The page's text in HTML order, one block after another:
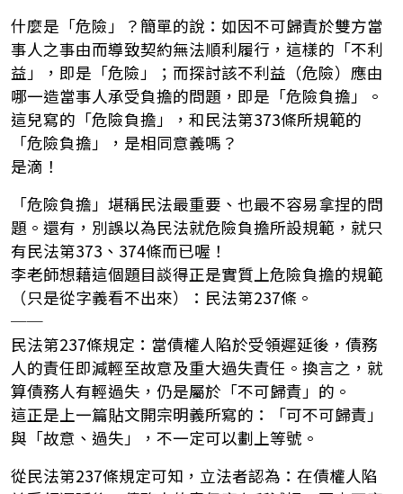
什麼是「危險」？簡單的說：如因不可歸責於雙方當
事人之事由而導致契約無法順利履行，這樣的「不利
益」，即是「危險」；而探討該不利益（危險）應由
哪一造當事人承受負擔的問題，即是「危險負擔」。
這兒寫的「危險負擔」，和民法第373條所規範的
「危險負擔」，是相同意義嗎？
是滴！
「危險負擔」堪稱民法最重要、也最不容易拿捏的問
題。還有，別誤以為民法就危險負擔所設規範，就只
有民法第373、374條而已喔！
李老師想藉這個題目談得正是實質上危險負擔的規範
（只是從字義看不出來）：民法第237條。
──
民法第237條規定：當債權人陷於受領遲延後，債務
人的責任即減輕至故意及重大過失責任。換言之，就
算債務人有輕過失，仍是屬於「不可歸責」的。
這正是上一篇貼文開宗明義所寫的：「可不可歸責」
與「故意、過失」，不一定可以劃上等號。
從民法第237條規定可知，立法者認為：在債權人陷